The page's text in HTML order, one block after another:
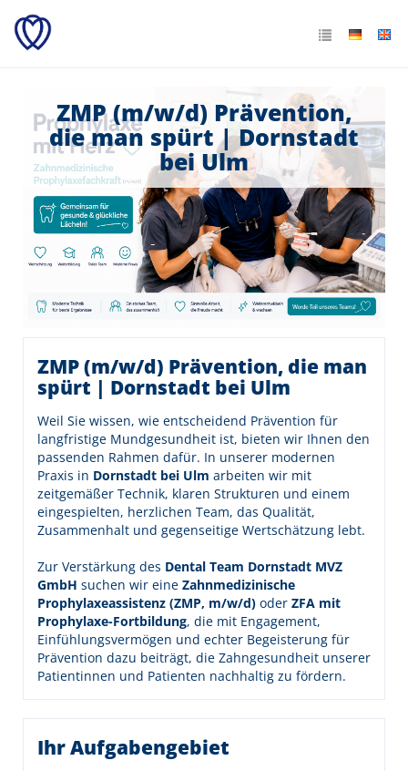
ZMP (m/w/d) Prävention,
die man spürt | Dornstadt
bei Ulm
ZMP (m/w/d) Prävention, die man
spürt | Dornstadt bei Ulm
Weil Sie wissen, wie entscheidend Prävention für
langfristige Mundgesundheit ist, bieten wir Ihnen den
passenden Rahmen dafür. In unserer modernen
Praxis in Dornstadt bei Ulm arbeiten wir mit
zeitgemäßer Technik, klaren Strukturen und einem
eingespielten, herzlichen Team, das Qualität,
Zusammenhalt und gegenseitige Wertschätzung lebt.
Zur Verstärkung des Dental Team Dornstadt MVZ
GmbH suchen wir eine Zahnmedizinische
Prophylaxeassistenz (ZMP, m/w/d) oder ZFA mit
Prophylaxe-Fortbildung, die mit Engagement,
Einfühlungsvermögen und echter Begeisterung für
Prävention dazu beiträgt, die Zahngesundheit unserer
Patientinnen und Patienten nachhaltig zu fördern.
Ihr Aufgabengebiet